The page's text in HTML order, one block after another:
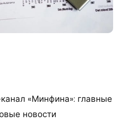
«Минфина»: главные
новости